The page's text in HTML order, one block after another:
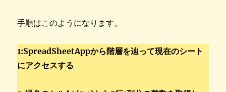
手順はこのようになります。
1:SpreadSheetAppから階層を辿って現在のシート
にアクセスする